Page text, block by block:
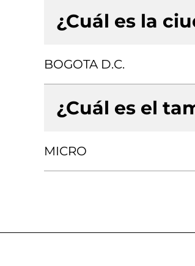
¿Cuál es la
BOGOTA D.C.
¿Cuál es el
MICRO